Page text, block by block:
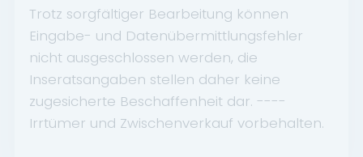
Trotz sorgfältiger Bearbeitung können
Eingabe- und Datenübermittlungsfehler
nicht ausgeschlossen werden, die
Inseratsangaben stellen daher keine
zugesicherte Beschaffenheit dar. ----
Irrtümer und Zwischenverkauf vorbehalten.